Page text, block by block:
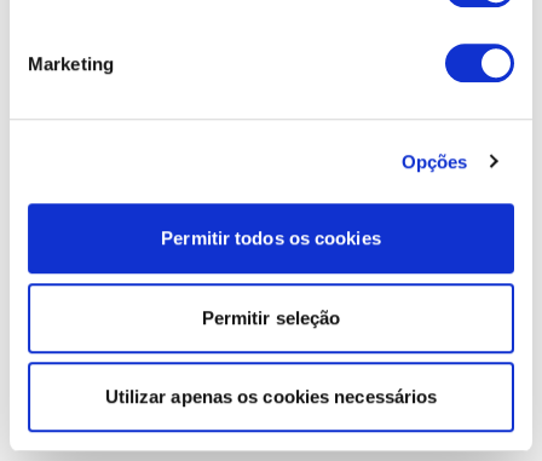
Marketing
Opções
Permitir todos os cookies
Permitir seleção
Utilizar apenas os cookies necessários